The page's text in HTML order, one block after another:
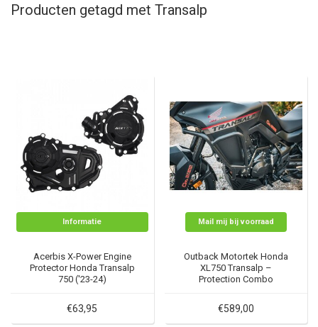
Producten getagd met Transalp
Informatie
Acerbis X-Power Engine
Protector Honda Transalp
750 ('23-24)
€63,95
Mail mij bij voorraad
Outback Motortek Honda
XL750 Transalp –
Protection Combo
€589,00